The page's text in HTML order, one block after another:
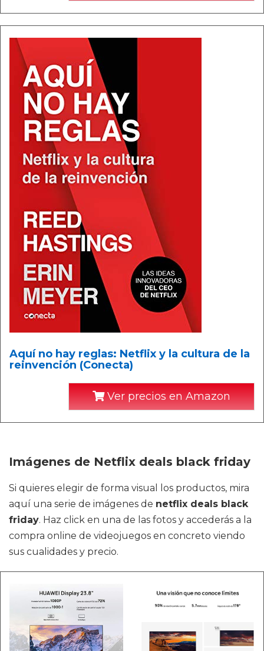
Aquí no hay reglas: Netflix y la cultura de la
reinvención (Conecta)
Ver precios en Amazon
Imágenes de Netflix deals black friday
Si quieres elegir de forma visual los productos, mira
aquí una serie de imágenes de netflix deals black
friday. Haz click en una de las fotos y accederás a la
compra online de videojuegos en concreto viendo
sus cualidades y precio.